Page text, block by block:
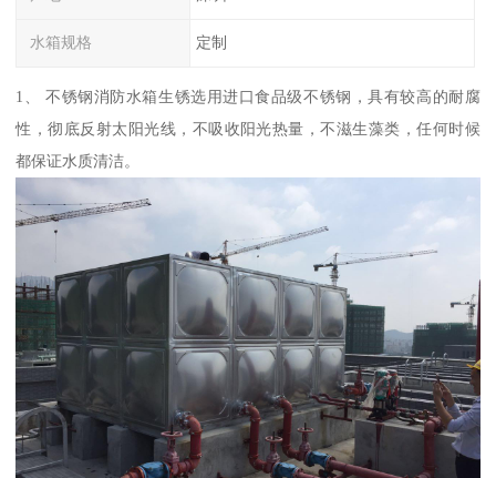
水箱规格 定制
1、 不锈钢消防水箱生锈选用进口食品级不锈钢，具有较高的耐腐
性，彻底反射太阳光线，不吸收阳光热量，不滋生藻类，任何时候
都保证水质清洁。